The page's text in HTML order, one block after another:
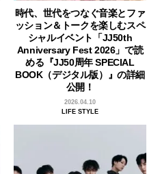
時代、世代をつなぐ音楽とファ
ッション＆トークを楽しむスペ
シャルイベント「JJ50th
Anniversary Fest 2026」で読
める『JJ50周年 SPECIAL
BOOK（デジタル版）』の詳細
公開！
2026.04.10
LIFE STYLE